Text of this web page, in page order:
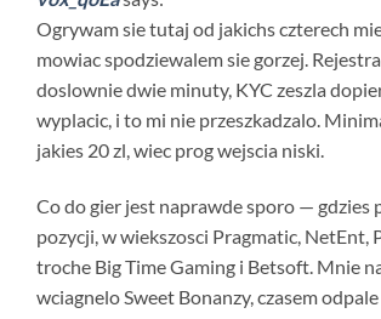
Ogrywam sie tutaj od jakichs czterech
mowiac spodziewalem sie gorzej.
doslownie dwie minuty, KYC zeszla
wyplacic, i to mi nie przeszkadzalo.
jakies 20 zl, wiec prog wejscia niski.
Co do gier jest naprawde sporo — gdzies
pozycji, w wiekszosci Pragmatic, NetEnt,
troche Big Time Gaming i Betsoft. Mnie
wciagnelo Sweet Bonanzy, czasem